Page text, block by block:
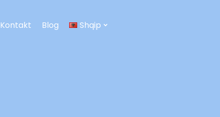
Kontakt Blog Shqip